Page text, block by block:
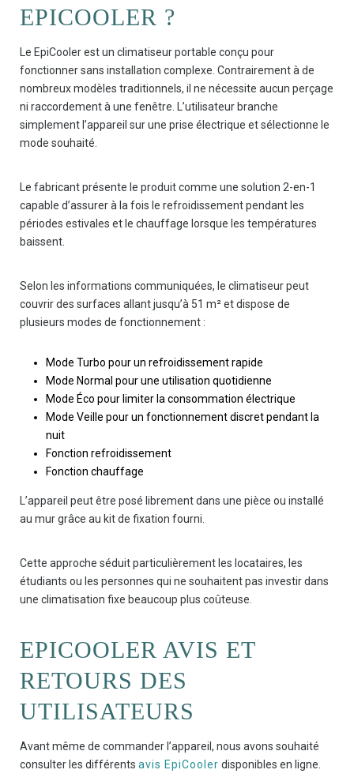
EPICOOLER ?
Le EpiCooler est un climatiseur portable conçu pour
fonctionner sans installation complexe. Contrairement à de
nombreux modèles traditionnels, il ne nécessite aucun perçage
ni raccordement à une fenêtre. L’utilisateur branche
simplement l’appareil sur une prise électrique et sélectionne le
mode souhaité.
Le fabricant présente le produit comme une solution 2-en-1
capable d’assurer à la fois le refroidissement pendant les
périodes estivales et le chauffage lorsque les températures
baissent.
Selon les informations communiquées, le climatiseur peut
couvrir des surfaces allant jusqu’à 51 m² et dispose de
plusieurs modes de fonctionnement :
Mode Turbo pour un refroidissement rapide
Mode Normal pour une utilisation quotidienne
Mode Éco pour limiter la consommation électrique
Mode Veille pour un fonctionnement discret pendant la
nuit
Fonction refroidissement
Fonction chauffage
L’appareil peut être posé librement dans une pièce ou installé
au mur grâce au kit de fixation fourni.
Cette approche séduit particulièrement les locataires, les
étudiants ou les personnes qui ne souhaitent pas investir dans
une climatisation fixe beaucoup plus coûteuse.
EPICOOLER AVIS ET
RETOURS DES
UTILISATEURS
Avant même de commander l’appareil, nous avons souhaité
consulter les différents avis EpiCooler disponibles en ligne.